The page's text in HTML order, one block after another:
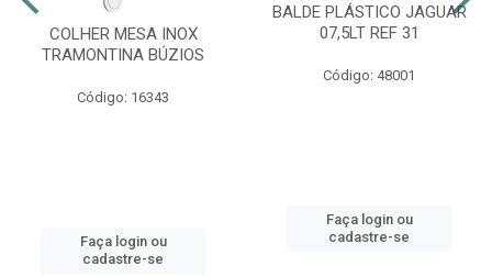
COLHER MESA INOX
TRAMONTINA BÚZIOS
Código: 16343
Faça login ou
cadastre-se
BALDE PLÁSTICO JAGUAR
07,5LT REF 31
Código: 48001
Faça login ou
cadastre-se